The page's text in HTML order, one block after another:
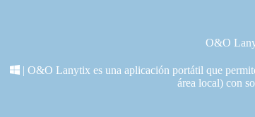
O&O
| O&O Lanytix es una aplicación portátil que
área local) con